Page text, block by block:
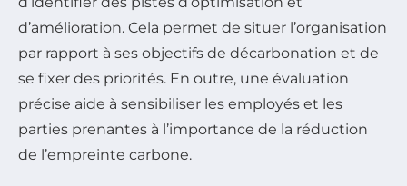
d’amélioration. Cela permet de situer l’organisation
par rapport à ses objectifs de décarbonation et de
se fixer des priorités. En outre, une évaluation
précise aide à sensibiliser les employés et les
parties prenantes à l’importance de la réduction
de l’empreinte carbone.